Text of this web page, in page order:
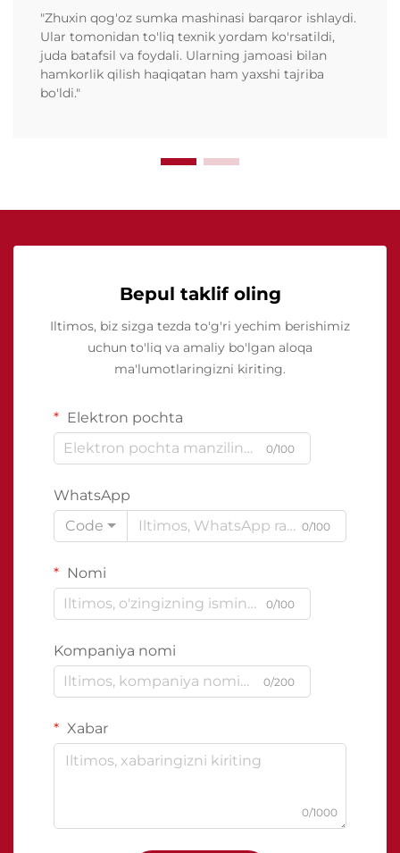
"Zhuxin qog'oz sumka mashinasi barqaror ishlaydi.
Ular tomonidan to'liq texnik yordam ko'rsatildi,
juda batafsil va foydali. Ularning jamoasi bilan
hamkorlik qilish haqiqatan ham yaxshi tajriba
bo'ldi."
Bepul taklif oling
Iltimos, biz sizga tezda to'g'ri yechim berishimiz
uchun to'liq va amaliy bo'lgan aloqa
ma'lumotlaringizni kiriting.
Elektron pochta
0/100
WhatsApp
Code
0/100
Nomi
0/100
Kompaniya nomi
0/200
Xabar
0/1000